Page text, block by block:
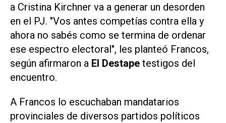
a Cristina Kirchner va a generar un desorden
en el PJ. "Vos antes competías contra ella y
ahora no sabés como se termina de ordenar
ese espectro electoral", les planteó Francos,
según afirmaron a El Destape testigos del
encuentro.
A Francos lo escuchaban mandatarios
provinciales de diversos partidos políticos